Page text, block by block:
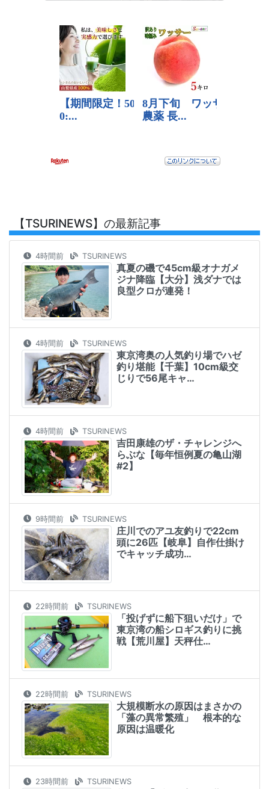
【TSURINEWS】の最新記事
4時間前 TSURINEWS
真夏の磯で45cm級オナガメ
ジナ降臨【大分】浅ダナでは
良型クロが連発！
4時間前 TSURINEWS
東京湾奥の人気釣り場でハゼ
釣り堪能【千葉】10cm級交
じりで56尾キャ…
4時間前 TSURINEWS
吉田康雄のザ・チャレンジへ
らぶな【毎年恒例夏の亀山湖
#2】
9時間前 TSURINEWS
庄川でのアユ友釣りで22cm
頭に26匹【岐阜】自作仕掛け
でキャッチ成功…
22時間前 TSURINEWS
「投げずに船下狙いだけ」で
東京湾の船シロギス釣りに挑
戦【荒川屋】天秤仕…
22時間前 TSURINEWS
大規模断水の原因はまさかの
「藻の異常繁殖」 根本的な
原因は温暖化
23時間前 TSURINEWS